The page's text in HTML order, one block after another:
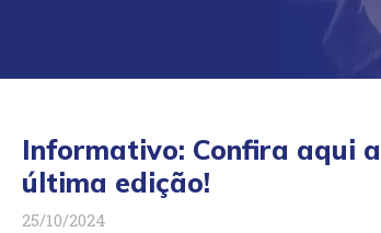
Informativo: Confira aqui a
última edição!
25/10/2024